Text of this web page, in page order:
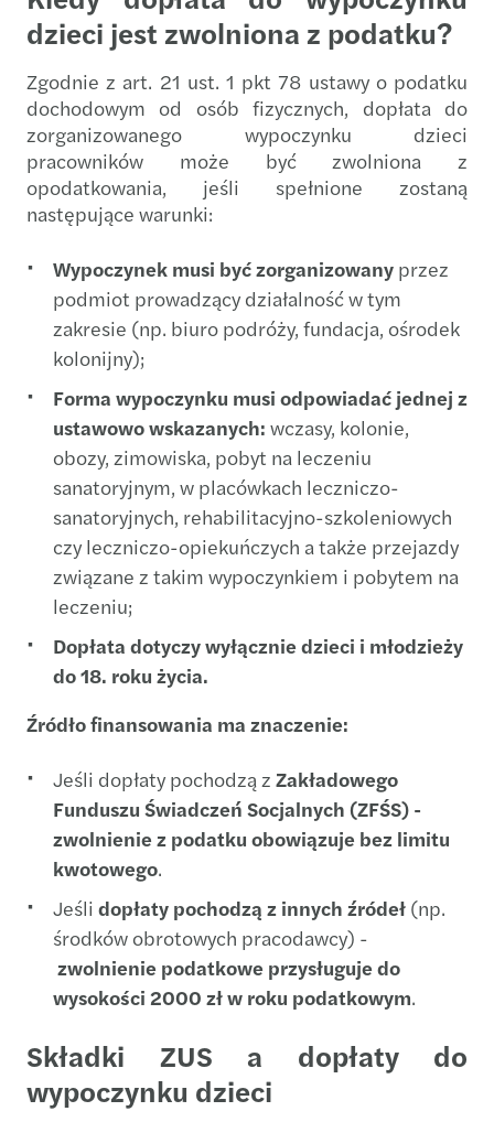
dzieci jest zwolniona z podatku?
Zgodnie z art. 21 ust. 1 pkt 78 ustawy o podatku
dochodowym od osób fizycznych, dopłata do
zorganizowanego wypoczynku dzieci
pracowników może być zwolniona z
opodatkowania, jeśli spełnione zostaną
następujące warunki:
Wypoczynek musi być zorganizowany przez
podmiot prowadzący działalność w tym
zakresie (np. biuro podróży, fundacja, ośrodek
kolonijny);
Forma wypoczynku musi odpowiadać jednej z
ustawowo wskazanych: wczasy, kolonie,
obozy, zimowiska, pobyt na leczeniu
sanatoryjnym, w placówkach leczniczo-
sanatoryjnych, rehabilitacyjno-szkoleniowych
czy leczniczo-opiekuńczych a także przejazdy
związane z takim wypoczynkiem i pobytem na
leczeniu;
Dopłata dotyczy wyłącznie dzieci i młodzieży
do 18. roku życia.
Źródło finansowania ma znaczenie:
Jeśli dopłaty pochodzą z Zakładowego
Funduszu Świadczeń Socjalnych (ZFŚS) -
zwolnienie z podatku obowiązuje bez limitu
kwotowego.
Jeśli dopłaty pochodzą z innych źródeł (np.
środków obrotowych pracodawcy) -
zwolnienie podatkowe przysługuje do
wysokości 2000 zł w roku podatkowym.
Składki ZUS a dopłaty do
wypoczynku dzieci